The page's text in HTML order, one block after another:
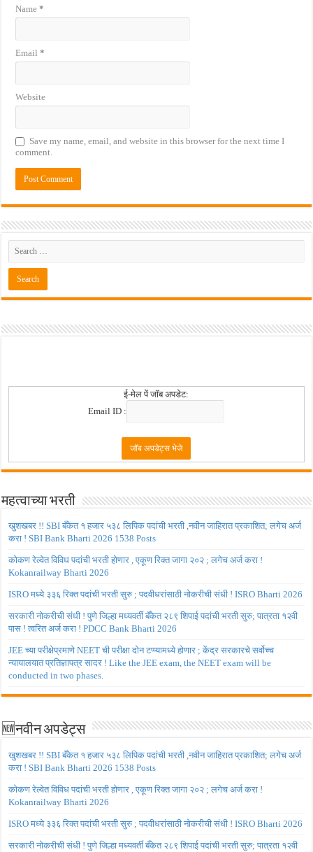
Name*
Email*
Website
Save my name, email, and website in this browser for the next time I
comment.
ई-मेल पें जॉब अपडेट:
Email ID :
महत्वाच्या भरती
खुशखबर !! SBI बँकेत १ हजार ५३८ लिपिक पदांची भरती ,नवीन जाहिरात प्रकाशित; लगेच अर्ज
करा ! SBI Bank Bharti 2026 1538 Posts
कोकण रेल्वेत विविध पदांची भरती होणार , एकूण रिक्त जागा २०२ ; लगेच अर्ज करा !
Kokanrailway Bharti 2026
ISRO मध्ये ३३६ रिक्त पदांची भरती सुरु ; पदवीधरांसाठी नोकरीची संधी ! ISRO Bharti 2026
सरकारी नोकरीची संधी ! पुणे जिल्हा मध्यवर्ती बँकेत २८९ शिपाई पदांची भरती सुरु; पात्रता १२वी
पास ! त्वरित अर्ज करा ! PDCC Bank Bharti 2026
JEE च्या परीक्षेप्रमाणे NEET ची परीक्षा दोन टप्प्यामध्ये होणार ; केंद्र सरकारचे सर्वोच्च
न्यायालयात प्रतिज्ञापत्र सादर ! Like the JEE exam, the NEET exam will be
conducted in two phases.
🆕नवीन अपडेट्स
खुशखबर !! SBI बँकेत १ हजार ५३८ लिपिक पदांची भरती ,नवीन जाहिरात प्रकाशित; लगेच अर्ज
करा ! SBI Bank Bharti 2026 1538 Posts
कोकण रेल्वेत विविध पदांची भरती होणार , एकूण रिक्त जागा २०२ ; लगेच अर्ज करा !
Kokanrailway Bharti 2026
ISRO मध्ये ३३६ रिक्त पदांची भरती सुरु ; पदवीधरांसाठी नोकरीची संधी ! ISRO Bharti 2026
सरकारी नोकरीची संधी ! पुणे जिल्हा मध्यवर्ती बँकेत २८९ शिपाई पदांची भरती सुरु; पात्रता १२वी